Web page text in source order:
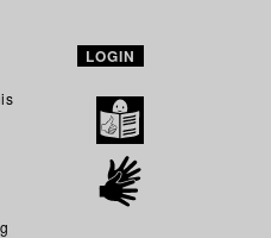
LOGIN